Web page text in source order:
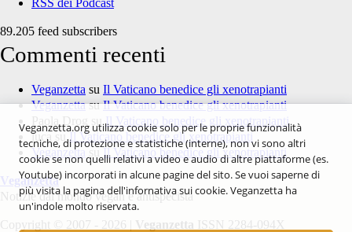
RSS dei Podcast
89.205 feed subscribers
Commenti recenti
Veganzetta su Il Vaticano benedice gli xenotrapianti
VeganzettasuIl Vaticano benedice gli xenotrapianti
Paola Drog suIl Vaticano benedice gli xenotrapianti
luca suIl Vaticano benedice gli xenotrapianti
Veganzetta su Il Vaticano benedice gli xenotrapianti
Veganzetta
Notizie dal mondo vegan e antispecista
Copyright © 2007 - 2026 | Veganzetta ISSN 2284-094X
Veganzetta.org utilizza cookie solo per le proprie funzionalità
tecniche, di protezione e statistiche (interne), non vi sono altri
cookie se non quelli relativi a video e audio di altre piattaforme (es.
Youtube) incorporati in alcune pagine del sito. Se vuoi saperne di
più visita la pagina dell'infornativa sui cookie. Veganzetta ha
un'indole molto riservata.